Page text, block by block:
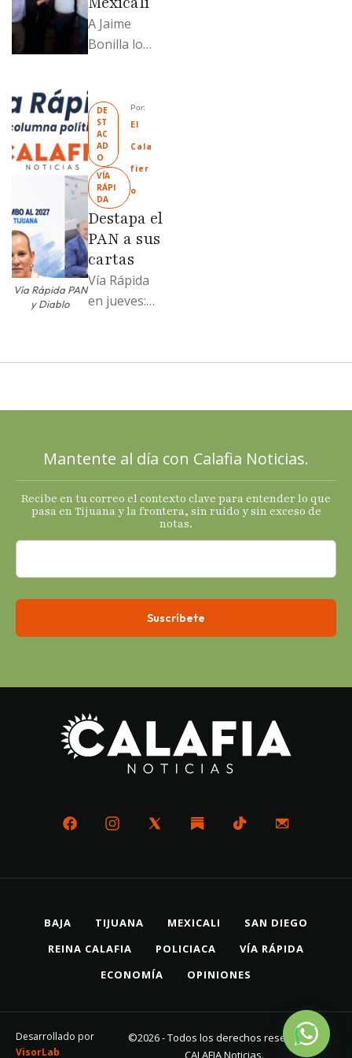
A Jaime
Bonilla lo
Mexicali;
Llamadme
Ruffo
“Mandela”;
Evangelina
Moreno no
soportó; Los
…
Vía Rápida PAN
y Diablo
DE
ST
AC
AD
O
VÍA
RÁPI
DA
Por:
El
Cala
fier
o
Destapa el
PAN a sus
cartas
Vía Rápida
en jueves:
cartas; El
Mantente al día con Calafia Noticias.
Recibe en tu correo el contexto clave para entender lo que
pasa en Tijuana y la frontera, sin ruido y sin exceso de
notas.
BAJA TIJUANA MEXICALI
SAN DIEGO
REINA CALAFIA
POLICIACA
VÍA RÁPIDA
ECONOMÍA
OPINIONES
Desarrollado por
VisorLab
©2026 - Todos los derechos reservados
CALAFIA Noticias.